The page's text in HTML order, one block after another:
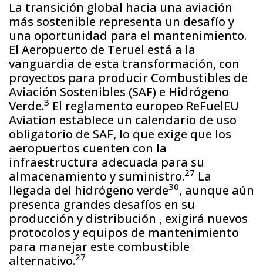
La transición global hacia una aviación
más sostenible representa un desafío y
una oportunidad para el mantenimiento.
El Aeropuerto de Teruel está a la
vanguardia de esta transformación, con
proyectos para producir Combustibles de
Aviación Sostenibles (SAF) e Hidrógeno
Verde.3 El reglamento europeo ReFuelEU
Aviation establece un calendario de uso
obligatorio de SAF, lo que exige que los
aeropuertos cuenten con la
infraestructura adecuada para su
almacenamiento y suministro.27 La
llegada del hidrógeno verde30, aunque aún
presenta grandes desafíos en su
producción y distribución , exigirá nuevos
protocolos y equipos de mantenimiento
para manejar este combustible
alternativo.27